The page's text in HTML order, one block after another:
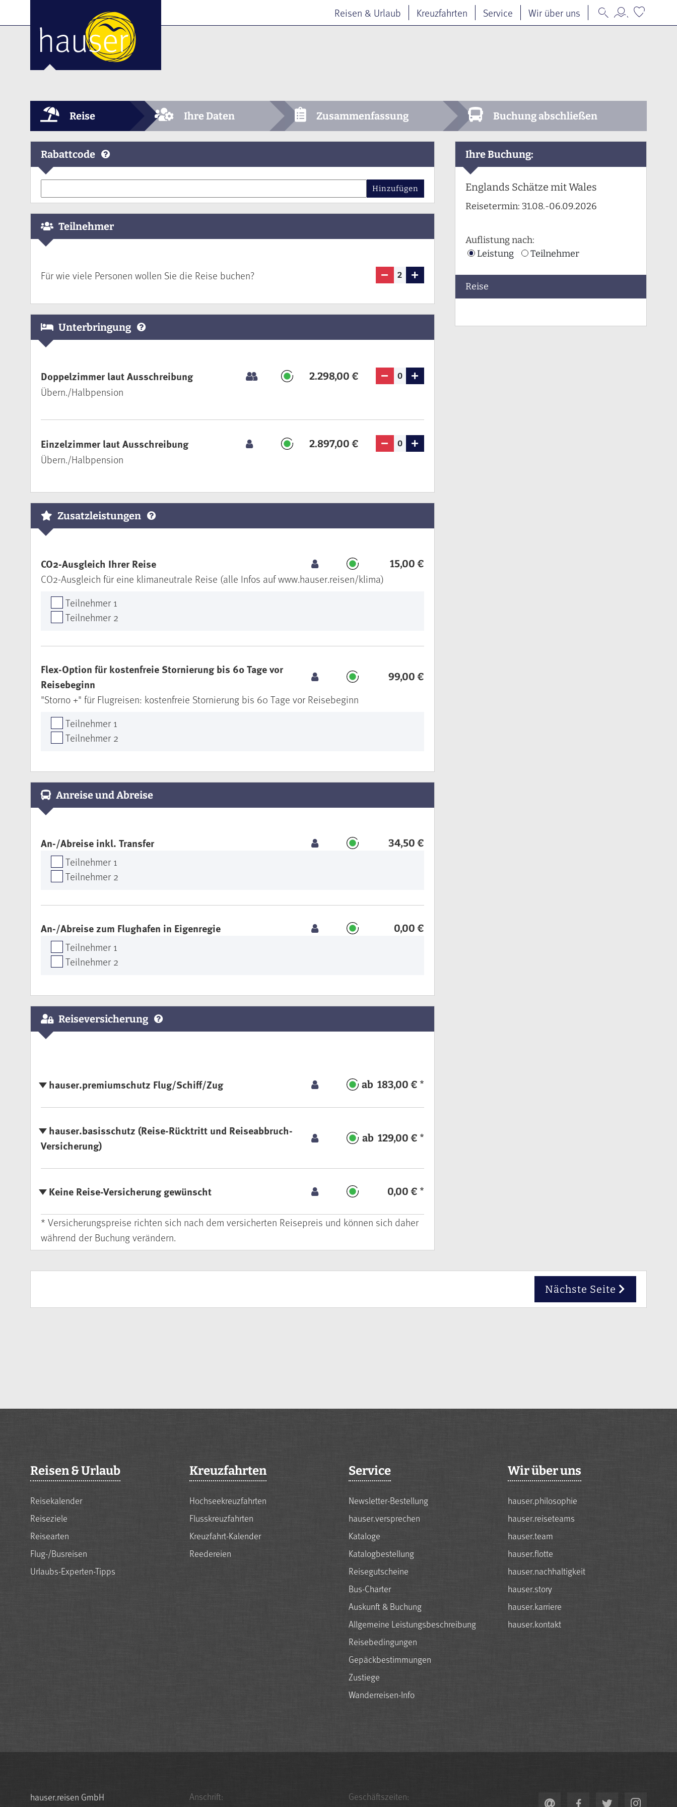
Reisen & Urlaub Kreuzfahrten Service Wir über uns
Reise Ihre Daten Zusammenfassung Buchung abschließen
Rabattcode
Hinzufügen
Teilnehmer
Für wie viele Personen wollen Sie die Reise buchen? 2
Unterbringung
Doppelzimmer laut Ausschreibung 2.298,00 € 0
Übern./Halbpension
Einzelzimmer laut Ausschreibung 2.897,00 € 0
Übern./Halbpension
Zusatzleistungen
CO2-Ausgleich Ihrer Reise 15,00 €
CO2-Ausgleich für eine klimaneutrale Reise (alle Infos auf www.hauser.reisen/klima)
Teilnehmer 1
Teilnehmer 2
Flex-Option für kostenfreie Stornierung bis 60 Tage vor
Reisebeginn
99,00 €
"Storno +" für Flugreisen: kostenfreie Stornierung bis 60 Tage vor Reisebeginn
Teilnehmer 1
Teilnehmer 2
Anreise und Abreise
An-/Abreise inkl. Transfer 34,50 €
Teilnehmer 1
Teilnehmer 2
An-/Abreise zum Flughafen in Eigenregie 0,00 €
Teilnehmer 1
Teilnehmer 2
Reiseversicherung
hauser.premiumschutz Flug/Schiff/Zug ab 183,00 € *
hauser.basisschutz (Reise-Rücktritt und Reiseabbruch-
Versicherung)
ab 129,00 € *
Keine Reise-Versicherung gewünscht 0,00 € *
* Versicherungspreise richten sich nach dem versicherten Reisepreis und können sich daher
während der Buchung verändern.
Ihre Buchung:
Englands Schätze mit Wales
Reisetermin: 31.08.-06.09.2026
Auflistung nach:
Leistung
Teilnehmer
Reise
Nächste Seite
Reisen & Urlaub
Reisekalender
Reiseziele
Reisearten
Flug-/Busreisen
Urlaubs-Experten-Tipps
Kreuzfahrten
Hochseekreuzfahrten
Flusskreuzfahrten
Kreuzfahrt-Kalender
Reedereien
Service
Newsletter-Bestellung
hauser.versprechen
Kataloge
Katalogbestellung
Reisegutscheine
Bus-Charter
Auskunft & Buchung
Allgemeine Leistungsbeschreibung
Reisebedingungen
Gepäckbestimmungen
Zustiege
Wanderreisen-Info
Wir über uns
hauser.philosophie
hauser.reiseteams
hauser.team
hauser.flotte
hauser.nachhaltigkeit
hauser.story
hauser.karriere
hauser.kontakt
hauser.reisen GmbH
Anschrift:
Geschäftszeiten: